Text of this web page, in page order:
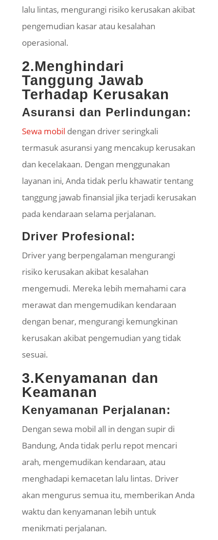
lalu lintas, mengurangi risiko kerusakan akibat
pengemudian kasar atau kesalahan
operasional.
2.Menghindari
Tanggung Jawab
Terhadap Kerusakan
Asuransi dan Perlindungan:
Sewa mobil dengan driver seringkali
termasuk asuransi yang mencakup kerusakan
dan kecelakaan. Dengan menggunakan
layanan ini, Anda tidak perlu khawatir tentang
tanggung jawab finansial jika terjadi kerusakan
pada kendaraan selama perjalanan.
Driver Profesional:
Driver yang berpengalaman mengurangi
risiko kerusakan akibat kesalahan
mengemudi. Mereka lebih memahami cara
merawat dan mengemudikan kendaraan
dengan benar, mengurangi kemungkinan
kerusakan akibat pengemudian yang tidak
sesuai.
3.Kenyamanan dan
Keamanan
Kenyamanan Perjalanan:
Dengan sewa mobil all in dengan supir di
Bandung, Anda tidak perlu repot mencari
arah, mengemudikan kendaraan, atau
menghadapi kemacetan lalu lintas. Driver
akan mengurus semua itu, memberikan Anda
waktu dan kenyamanan lebih untuk
menikmati perjalanan.